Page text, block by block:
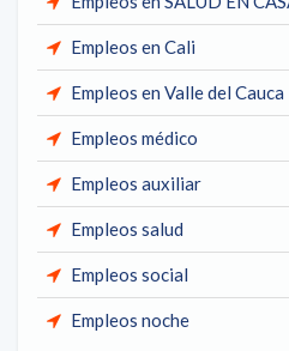
Empleos en Cali
Empleos en Valle del Cauca
Empleos médico
Empleos auxiliar
Empleos salud
Empleos social
Empleos noche